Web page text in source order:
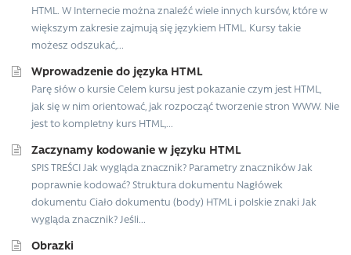
HTML. W Internecie można znaleźć wiele innych kursów, które w
większym zakresie zajmują się językiem HTML. Kursy takie
możesz odszukać,...
Wprowadzenie do języka HTML
Parę słów o kursie Celem kursu jest pokazanie czym jest HTML,
jak się w nim orientować, jak rozpocząć tworzenie stron WWW. Nie
jest to kompletny kurs HTML,...
Zaczynamy kodowanie w języku HTML
SPIS TREŚCI Jak wygląda znacznik? Parametry znaczników Jak
poprawnie kodować? Struktura dokumentu Nagłówek
dokumentu Ciało dokumentu (body) HTML i polskie znaki Jak
wygląda znacznik? Jeśli...
Obrazki